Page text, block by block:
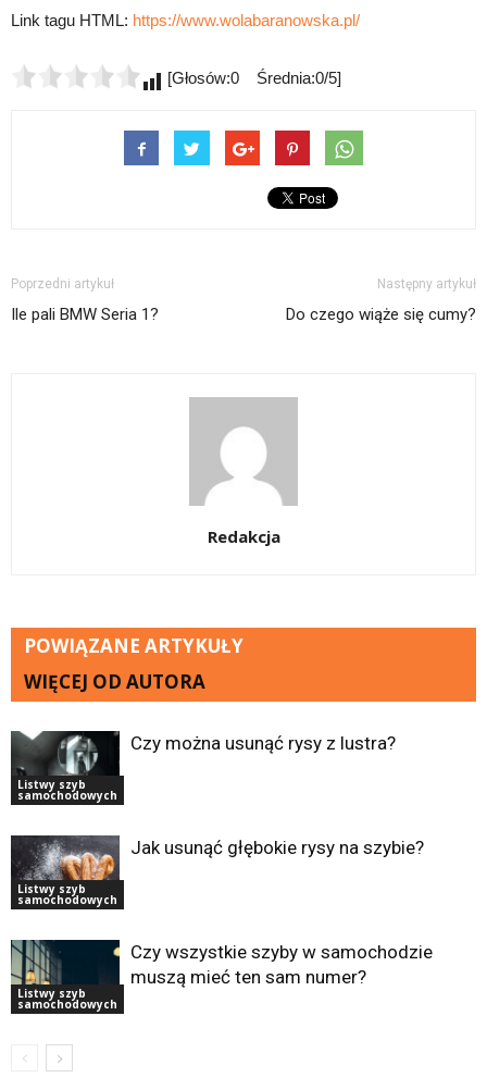
Link tagu HTML: https://www.wolabaranowska.pl/
[Głosów:0 Średnia:0/5]
Poprzedni artykuł
Ile pali BMW Seria 1?
Następny artykuł
Do czego wiąże się cumy?
Redakcja
POWIĄZANE ARTYKUŁY
WIĘCEJ OD AUTORA
Listwy szyb
samochodowych
Czy można usunąć rysy z lustra?
Listwy szyb
samochodowych
Jak usunąć głębokie rysy na szybie?
Listwy szyb
samochodowych
Czy wszystkie szyby w samochodzie
muszą mieć ten sam numer?